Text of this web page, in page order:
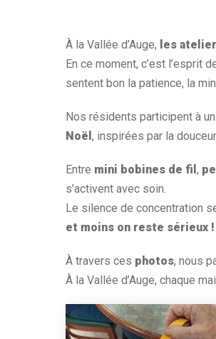
À la Vallée d’Auge, les
En ce moment, c’est l’esprit
sentent bon la patience, la
Nos résidents participent à un
Noël , inspirées par la
Entre mini bobines de fil ,
s’activent avec soin.
Le silence de concentration
et moins on reste sérieux !
À travers ces photos, nous
À la Vallée d’Auge, chaque